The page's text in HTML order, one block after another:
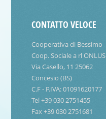
CONTATTO VELOCE
Cooperativa di Bessimo
Coop. Sociale a rl ONLUS
Via Casello, 11 25062
Concesio (BS)
C.F - P.IVA: 01091620177
Tel +39 030 2751455
Fax +39 030 2751681